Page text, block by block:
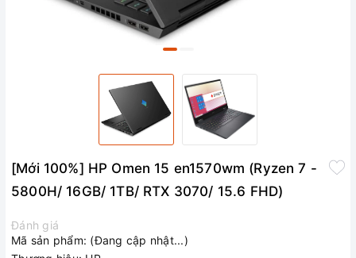
[Mới 100%] HP Omen 15 en1570wm (Ryzen 7 -
5800H/ 16GB/ 1TB/ RTX 3070/ 15.6 FHD)
Đánh giá
Mã sản phẩm: (Đang cập nhật...)